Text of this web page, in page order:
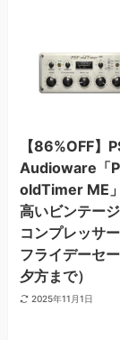
【86%OFF】
Audioware「
oldTimer ME
高いビンテー
コンプレッサ
フライデーセ
夕方まで）
2025年11月1日